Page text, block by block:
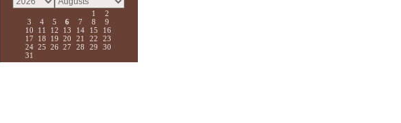
1
2
3
4 5 6 7 8
9
10
11 12 13 14 15
16
17
18 19 20 21 22
23
24 25 26 27 28 29
30
31